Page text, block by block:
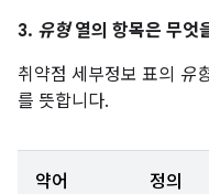
3. 유형열의 항목은 무엇
취약점 세부정보 표의 유
를 뜻합니다.
약어 정의